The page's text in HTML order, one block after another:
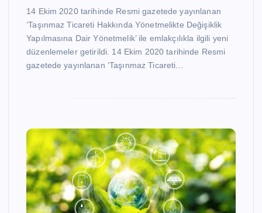
14 Ekim 2020 tarihinde Resmi gazetede yayınlanan
‘Taşınmaz Ticareti Hakkında Yönetmelikte Değişiklik
Yapılmasına Dair Yönetmelik’ ile emlakçılıkla ilgili yeni
düzenlemeler getirildi. 14 Ekim 2020 tarihinde Resmi
gazetede yayınlanan ‘Taşınmaz Ticareti…